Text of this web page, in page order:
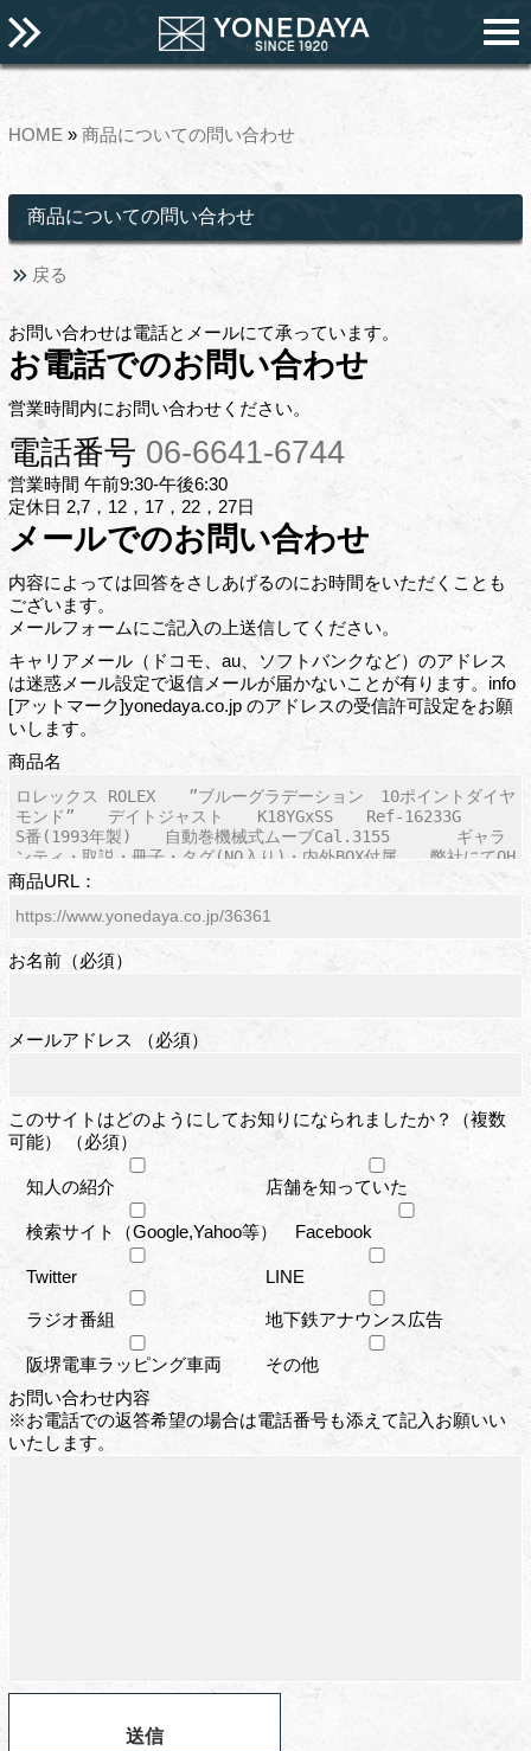
HOME » 商品についての問い合わせ
商品についての問い合わせ
戻る
お問い合わせは電話とメールにて承っています。
お電話でのお問い合わせ
営業時間内にお問い合わせください。
電話番号 06-6641-6744
営業時間 午前9:30-午後6:30
定休日 2,7，12，17，22，27日
メールでのお問い合わせ
内容によっては回答をさしあげるのにお時間をいただくことも
ございます。
メールフォームにご記入の上送信してください。
キャリアメール（ドコモ、au、ソフトバンクなど）のアドレス
は迷惑メール設定で返信メールが届かないことが有ります。info
[アットマーク]yonedaya.co.jp のアドレスの受信許可設定をお願
いします。
商品名
商品URL：
お名前（必須）
メールアドレス （必須）
このサイトはどのようにしてお知りになられましたか？（複数
可能） （必須）
知人の紹介 店舗を知っていた
検索サイト（Google,Yahoo等） Facebook
Twitter LINE
ラジオ番組 地下鉄アナウンス広告
阪堺電車ラッピング車両
その他
お問い合わせ内容
※お電話での返答希望の場合は電話番号も添えて記入お願いい
いたします。